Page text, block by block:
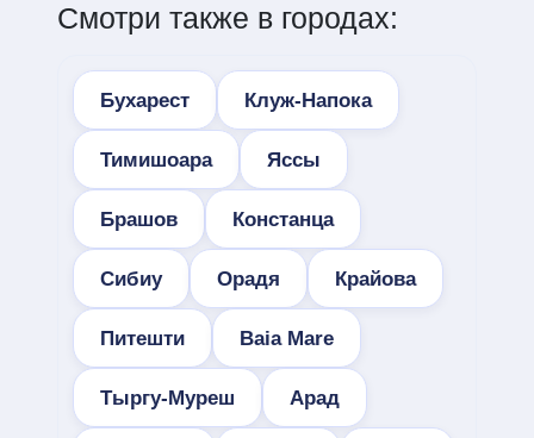
Смотри также в городах:
Бухарест Клуж-Напока
Тимишоара Яссы
Брашов Констанца
Сибиу Орадя Крайова
Питешти Baia Mare
Тыргу-Муреш Арад